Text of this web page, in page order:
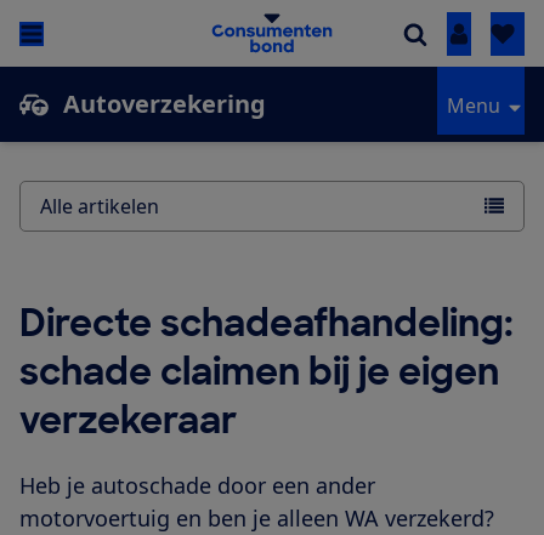
Inloggen
Autoverzekering Menu
Directe schadeafhandeling:
schade claimen bij je eigen
verzekeraar
Heb je autoschade door een ander
motorvoertuig en ben je alleen WA verzekerd?
Alle artikelen